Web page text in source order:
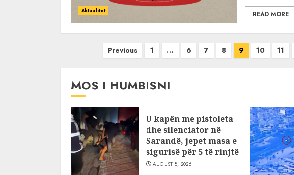
Aktualitet READ MORE
Previous 1 … 6 7 8 9 10 11
MOS I HUMBISNI
U kapën me pistoleta
dhe silenciator në
Sarandë, jepet masa e
sigurisë për 5 të rinjtë
AUGUST 8, 2026